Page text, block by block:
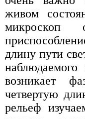
живом
микроскоп
длину пути
наблюдаемого
возникает
четвертую
рельеф